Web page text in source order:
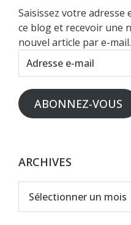
Saisissez votre
ce blog et recevoir une
nouvel article par e-mail.
Adresse
e-
mail
ABONNEZ-VOUS
ARCHIVES